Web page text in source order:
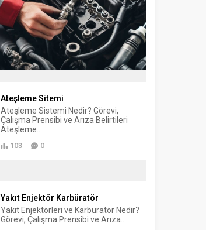
Ateşleme Sitemi
Ateşleme Sistemi Nedir? Görevi,
Çalışma Prensibi ve Arıza Belirtileri
Ateşleme...
103 0
Yakıt Enjektör Karbüratör
Yakıt Enjektörleri ve Karbüratör Nedir?
Görevi, Çalışma Prensibi ve Arıza...